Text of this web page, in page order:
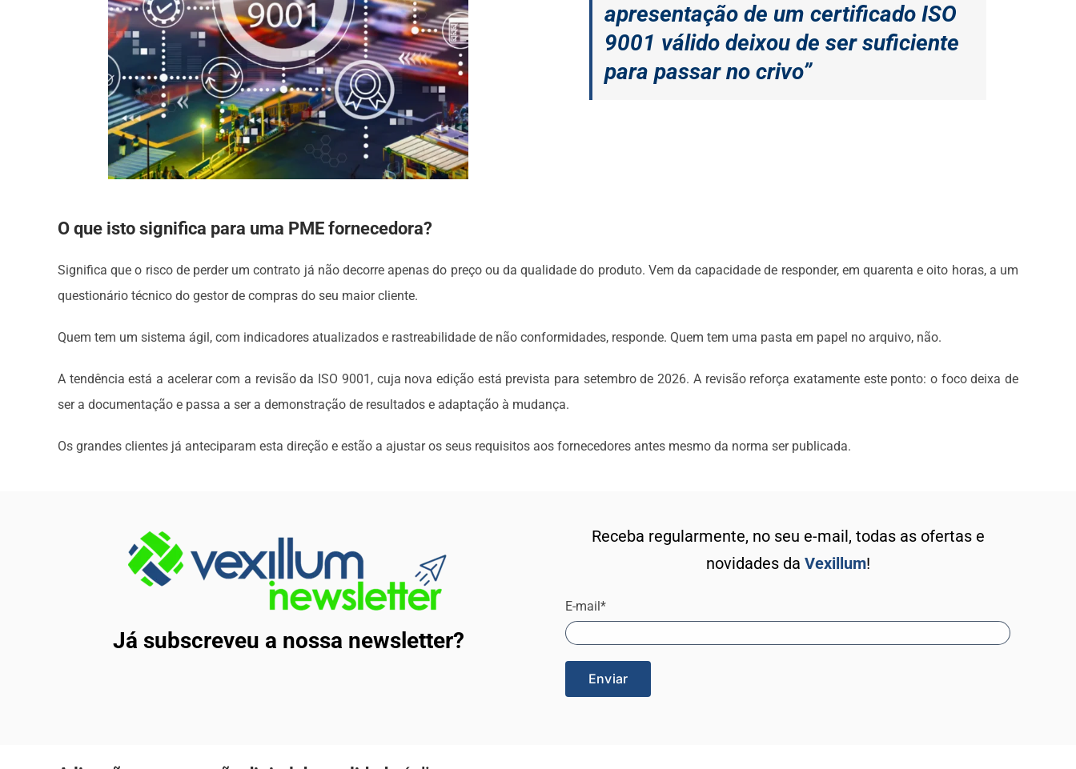
apresentação de um certificado ISO
9001 válido deixou de ser suficiente
para passar no crivo”
O que isto significa para uma PME fornecedora?
Significa que o risco de perder um contrato já não decorre apenas do preço ou da qualidade do produto. Vem da capacidade de responder, em quarenta e oito horas, a um
questionário técnico do gestor de compras do seu maior cliente.
Quem tem um sistema ágil, com indicadores atualizados e rastreabilidade de não conformidades, responde. Quem tem uma pasta em papel no arquivo, não.
A tendência está a acelerar com a revisão da ISO 9001, cuja nova edição está prevista para setembro de 2026. A revisão reforça exatamente este ponto: o foco deixa de
ser a documentação e passa a ser a demonstração de resultados e adaptação à mudança.
Os grandes clientes já anteciparam esta direção e estão a ajustar os seus requisitos aos fornecedores antes mesmo da norma ser publicada.
Já subscreveu a nossa newsletter?
Receba regularmente, no seu e-mail, todas as ofertas e
novidades da Vexillum!
E-mail*